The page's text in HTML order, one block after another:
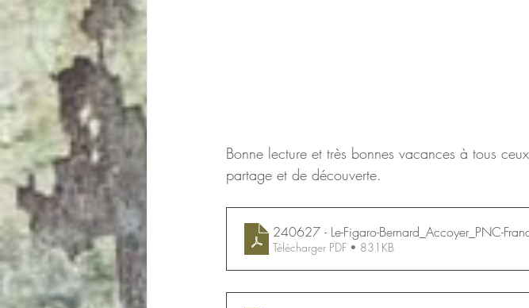
Bonne lecture et très bonnes vacances à tous
partage et de découverte.
240627 - Le-Figaro-Bernard_Accoyer_PNC-
Télécharger PDF • 831KB